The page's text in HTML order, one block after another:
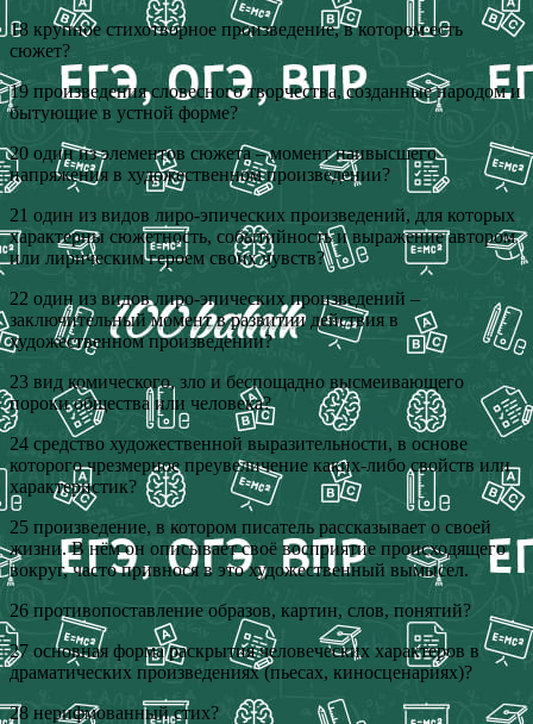
18 крупное стихотворное произведение, в котором есть
сюжет?
19 произведения словесного творчества, созданные народом и
бытующие в устной форме?
20 один из элементов сюжета – момент наивысшего
напряжения в художественном произведении?
21 один из видов лиро-эпических произведений, для которых
характерны сюжетность, событийность и выражение автором
или лирическим героем своих чувств?
22 один из видов лиро-эпических произведений –
заключительный момент в развитии действия в
художественном произведении?
23 вид комического, зло и беспощадно высмеивающего
пороки общества или человека?
24 средство художественной выразительности, в основе
которого чрезмерное преувеличение каких-либо свойств или
характеристик?
25 произведение, в котором писатель рассказывает о своей
жизни. В нём он описывает своё восприятие происходящего
вокруг, часто привнося в это художественный вымысел.
26 противопоставление образов, картин, слов, понятий?
27 основная форма раскрытия человеческих характеров в
драматических произведениях (пьесах, киносценариях)?
28 нерифмованный стих?